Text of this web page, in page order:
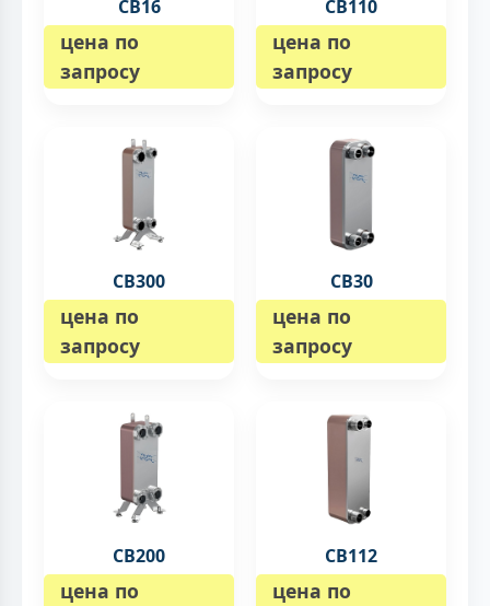
CB16
цена по
запросу
CB110
цена по
запросу
CB300
цена по
запросу
CB30
цена по
запросу
CB200
цена по
CB112
цена по